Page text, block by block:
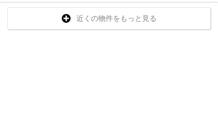
近くの物件をもっと見る